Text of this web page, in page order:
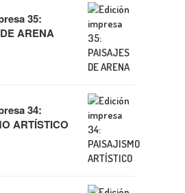
35:
ARENA
34:
ARTÍSTICO